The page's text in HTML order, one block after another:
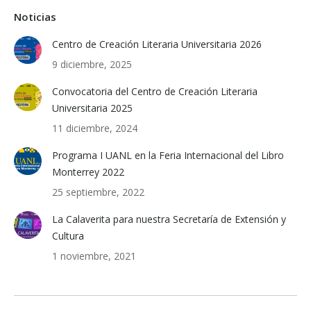
Noticias
Centro de Creación Literaria Universitaria 2026
9 diciembre, 2025
Convocatoria del Centro de Creación Literaria
Universitaria 2025
11 diciembre, 2024
Programa I UANL en la Feria Internacional del Libro
Monterrey 2022
25 septiembre, 2022
La Calaverita para nuestra Secretaría de Extensión y
Cultura
1 noviembre, 2021